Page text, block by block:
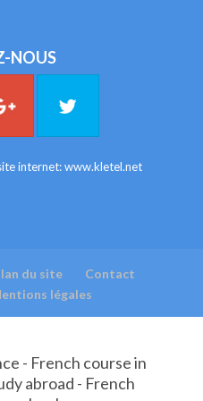
NOUS
internet:www.kletel.net
du site
Contact
légales
- French course in
abroad - French